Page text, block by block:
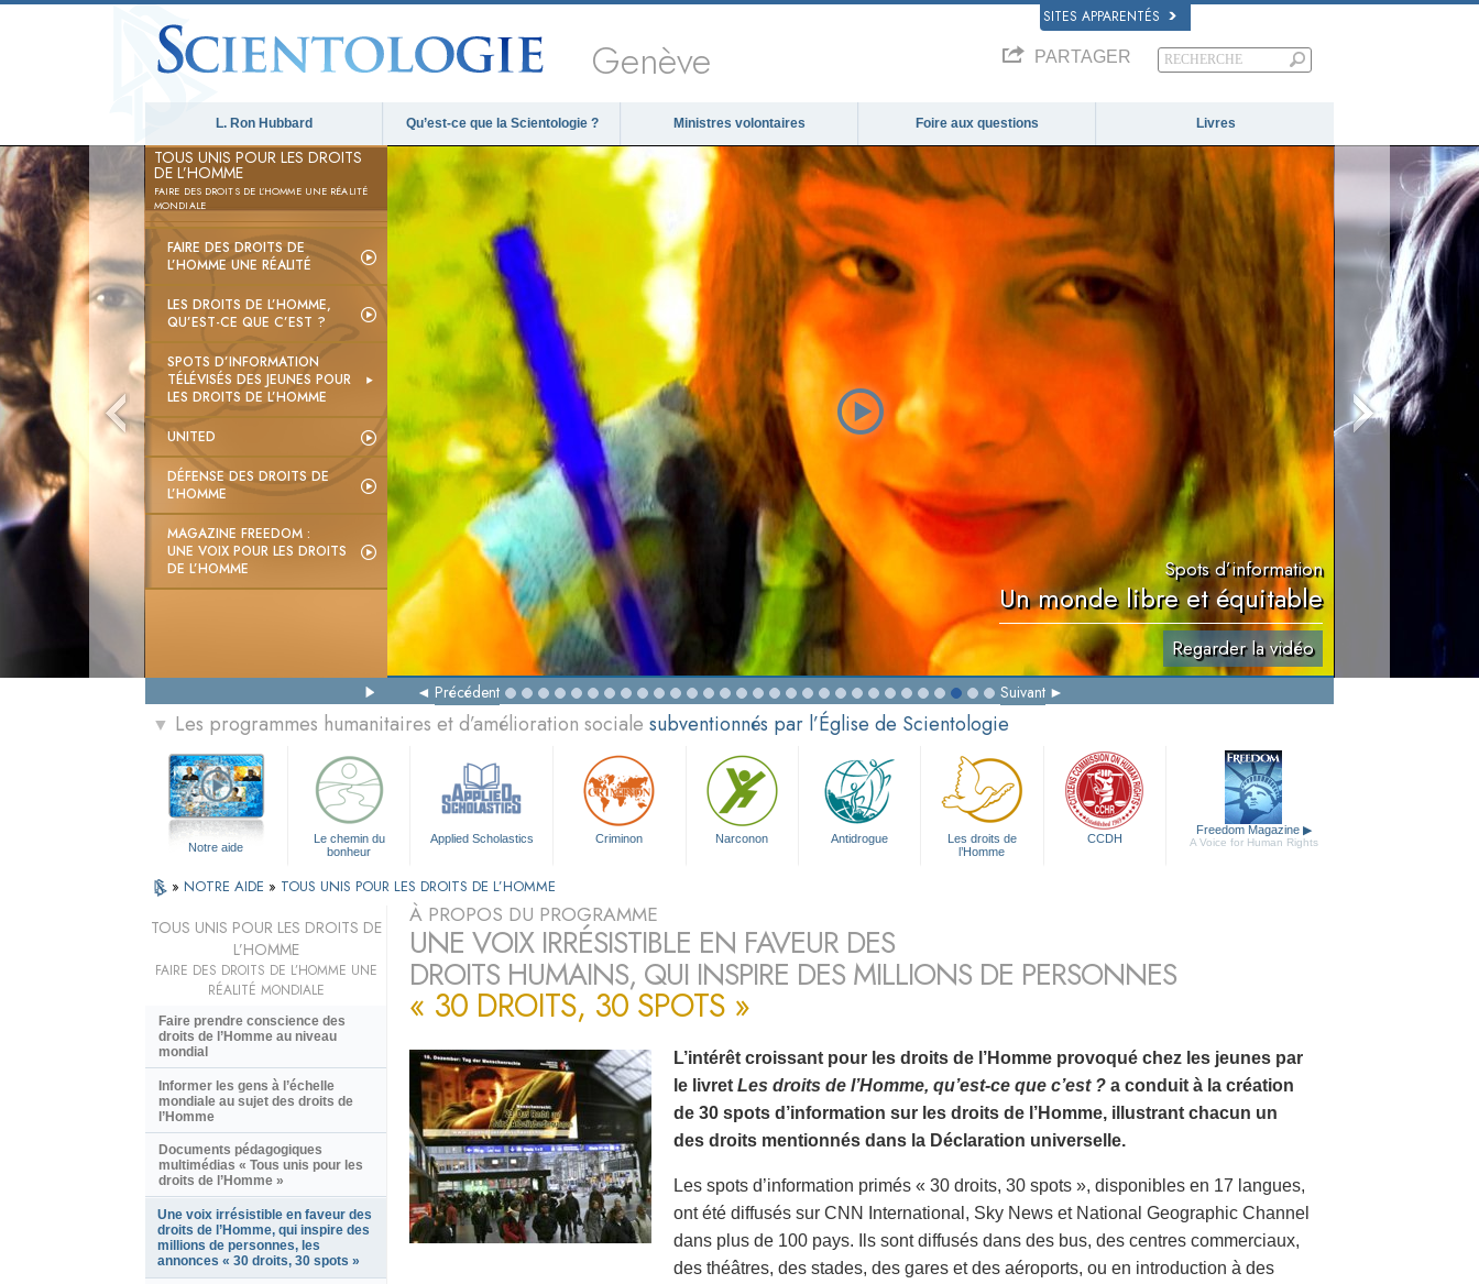
SITES APPARENTÉS
Genève PARTAGER
L. Ron Hubbard Qu’est-ce que la Scientologie ? Ministres volontaires Foire aux questions Livres
TOUS UNIS POUR LES DROITS
DE L’HOMME
FAIRE DES DROITS DE L’HOMME UNE RÉALITÉ
MONDIALE
FAIRE DES DROITS DE
L’HOMME UNE RÉALITÉ
LES DROITS DE L’HOMME,
QU’EST-CE QUE C’EST ?
SPOTS D’INFORMATION
TÉLÉVISÉS DES JEUNES POUR
LES DROITS DE L’HOMME
UNITED
DÉFENSE DES DROITS DE
L’HOMME
MAGAZINE FREEDOM :
UNE VOIX POUR LES DROITS
DE L’HOMME
Spots d’information
Un monde libre et équitable
Regarder la vidéo
Précédent Suivant
▼ Les programmes humanitaires et d’amélioration sociale subventionnés par l’Église de Scientologie
Notre aide
Le chemin du
bonheur
Applied Scholastics Criminon Narconon Antidrogue
Les droits de
l’Homme
CCDH
Freedom Magazine ▶
A Voice for Human Rights
» NOTRE AIDE » TOUS UNIS POUR LES DROITS DE L’HOMME
À PROPOS DU PROGRAMME
UNE VOIX IRRÉSISTIBLE EN FAVEUR DES
DROITS HUMAINS, QUI INSPIRE DES MILLIONS DE PERSONNES
« 30 DROITS, 30 SPOTS »
L’intérêt croissant pour les droits de l’Homme provoqué chez les jeunes par
le livret Les droits de l’Homme, qu’est-ce que c’est ? a conduit à la création
de 30 spots d’information sur les droits de l’Homme, illustrant chacun un
des droits mentionnés dans la Déclaration universelle.
Les spots d’information primés « 30 droits, 30 spots », disponibles en 17 langues,
ont été diffusés sur CNN International, Sky News et National Geographic Channel
dans plus de 100 pays. Ils sont diffusés dans des bus, des centres commerciaux,
des théâtres, des stades, des gares et des aéroports, ou en introduction à des
TOUS UNIS POUR LES DROITS DE
L’HOMME
FAIRE DES DROITS DE L’HOMME UNE
RÉALITÉ MONDIALE
Faire prendre conscience des
droits de l’Homme au niveau
mondial
Informer les gens à l’échelle
mondiale au sujet des droits de
l’Homme
Documents pédagogiques
multimédias « Tous unis pour les
droits de l’Homme »
Une voix irrésistible en faveur des
droits de l’Homme, qui inspire des
millions de personnes, les
annonces « 30 droits, 30 spots »